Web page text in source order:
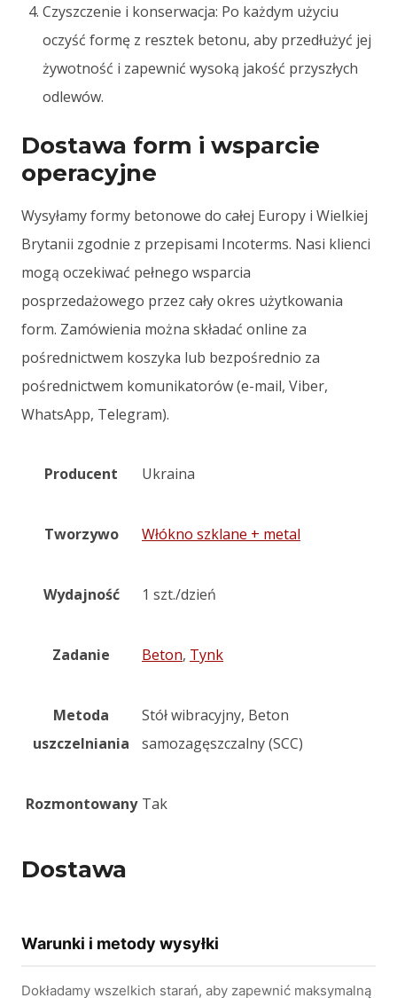
Czyszczenie i konserwacja: Po każdym użyciu
oczyść formę z resztek betonu, aby przedłużyć jej
żywotność i zapewnić wysoką jakość przyszłych
odlewów.
Dostawa form i wsparcie
operacyjne
Wysyłamy formy betonowe do całej Europy i Wielkiej
Brytanii zgodnie z przepisami Incoterms. Nasi klienci
mogą oczekiwać pełnego wsparcia
posprzedażowego przez cały okres użytkowania
form. Zamówienia można składać online za
pośrednictwem koszyka lub bezpośrednio za
pośrednictwem komunikatorów (e-mail, Viber,
WhatsApp, Telegram).
Producent Ukraina
Tworzywo Włókno szklane + metal
Wydajność 1 szt./dzień
Zadanie Beton, Tynk
Metoda
uszczelniania
Stół wibracyjny, Beton
samozagęszczalny (SCC)
Rozmontowany Tak
Dostawa
Warunki i metody wysyłki
Dokładamy wszelkich starań, aby zapewnić maksymalną